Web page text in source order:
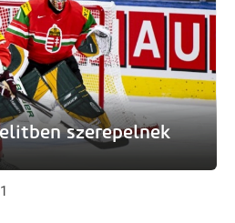
szerepelnek